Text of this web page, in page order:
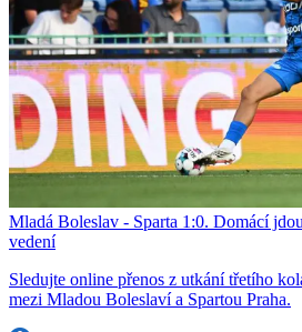
Mladá Boleslav - Sparta 1:0. Domácí
vedení
Sledujte online přenos z utkání třetího
mezi Mladou Boleslaví a Spartou Praha.